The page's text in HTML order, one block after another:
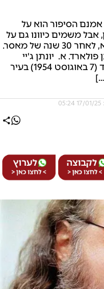
הסיפור הוא על
משמים כיוונו גם על
יציאתו של אסיר יהודי מבית הכלא, לאחר 30 שנה של מאסר.
פולארד. א. יונתן ג'יי
פולארד, נולד בח' מנחם אב תשי"ד (7 באוגוסט 1954) בעיר